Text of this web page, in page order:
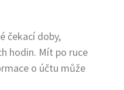
čekací doby,
hodin. Mít po ruce
o účtu může